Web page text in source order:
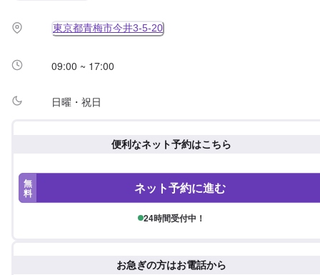
東京都青梅市今井3-5-20
09:00 ~ 17:00
日曜・祝日
便利なネット予約はこちら
無
料 ネット予約に進む
24時間受付中！
お急ぎの方はお電話から